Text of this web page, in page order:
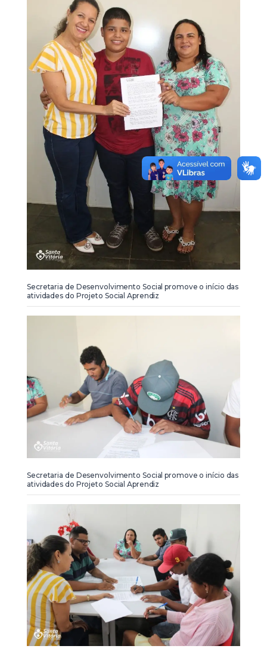
Secretaria de Desenvolvimento Social promove o início das
atividades do Projeto Social Aprendiz
Secretaria de Desenvolvimento Social promove o início das
atividades do Projeto Social Aprendiz